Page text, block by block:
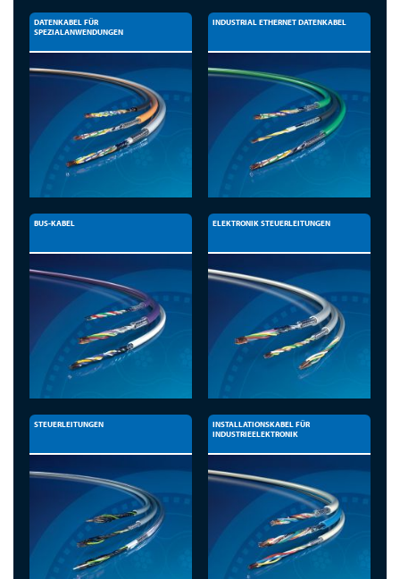
DATENKABEL FÜR
SPEZIALANWENDUNGEN
INDUSTRIAL ETHERNET DATENKABEL
BUS-KABEL ELEKTRONIK STEUERLEITUNGEN
STEUERLEITUNGEN
INSTALLATIONSKABEL FÜR
INDUSTRIEELEKTRONIK